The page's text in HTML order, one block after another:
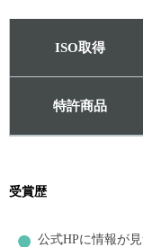
ISO取得
特許商品
受賞歴
公式HPに情報が